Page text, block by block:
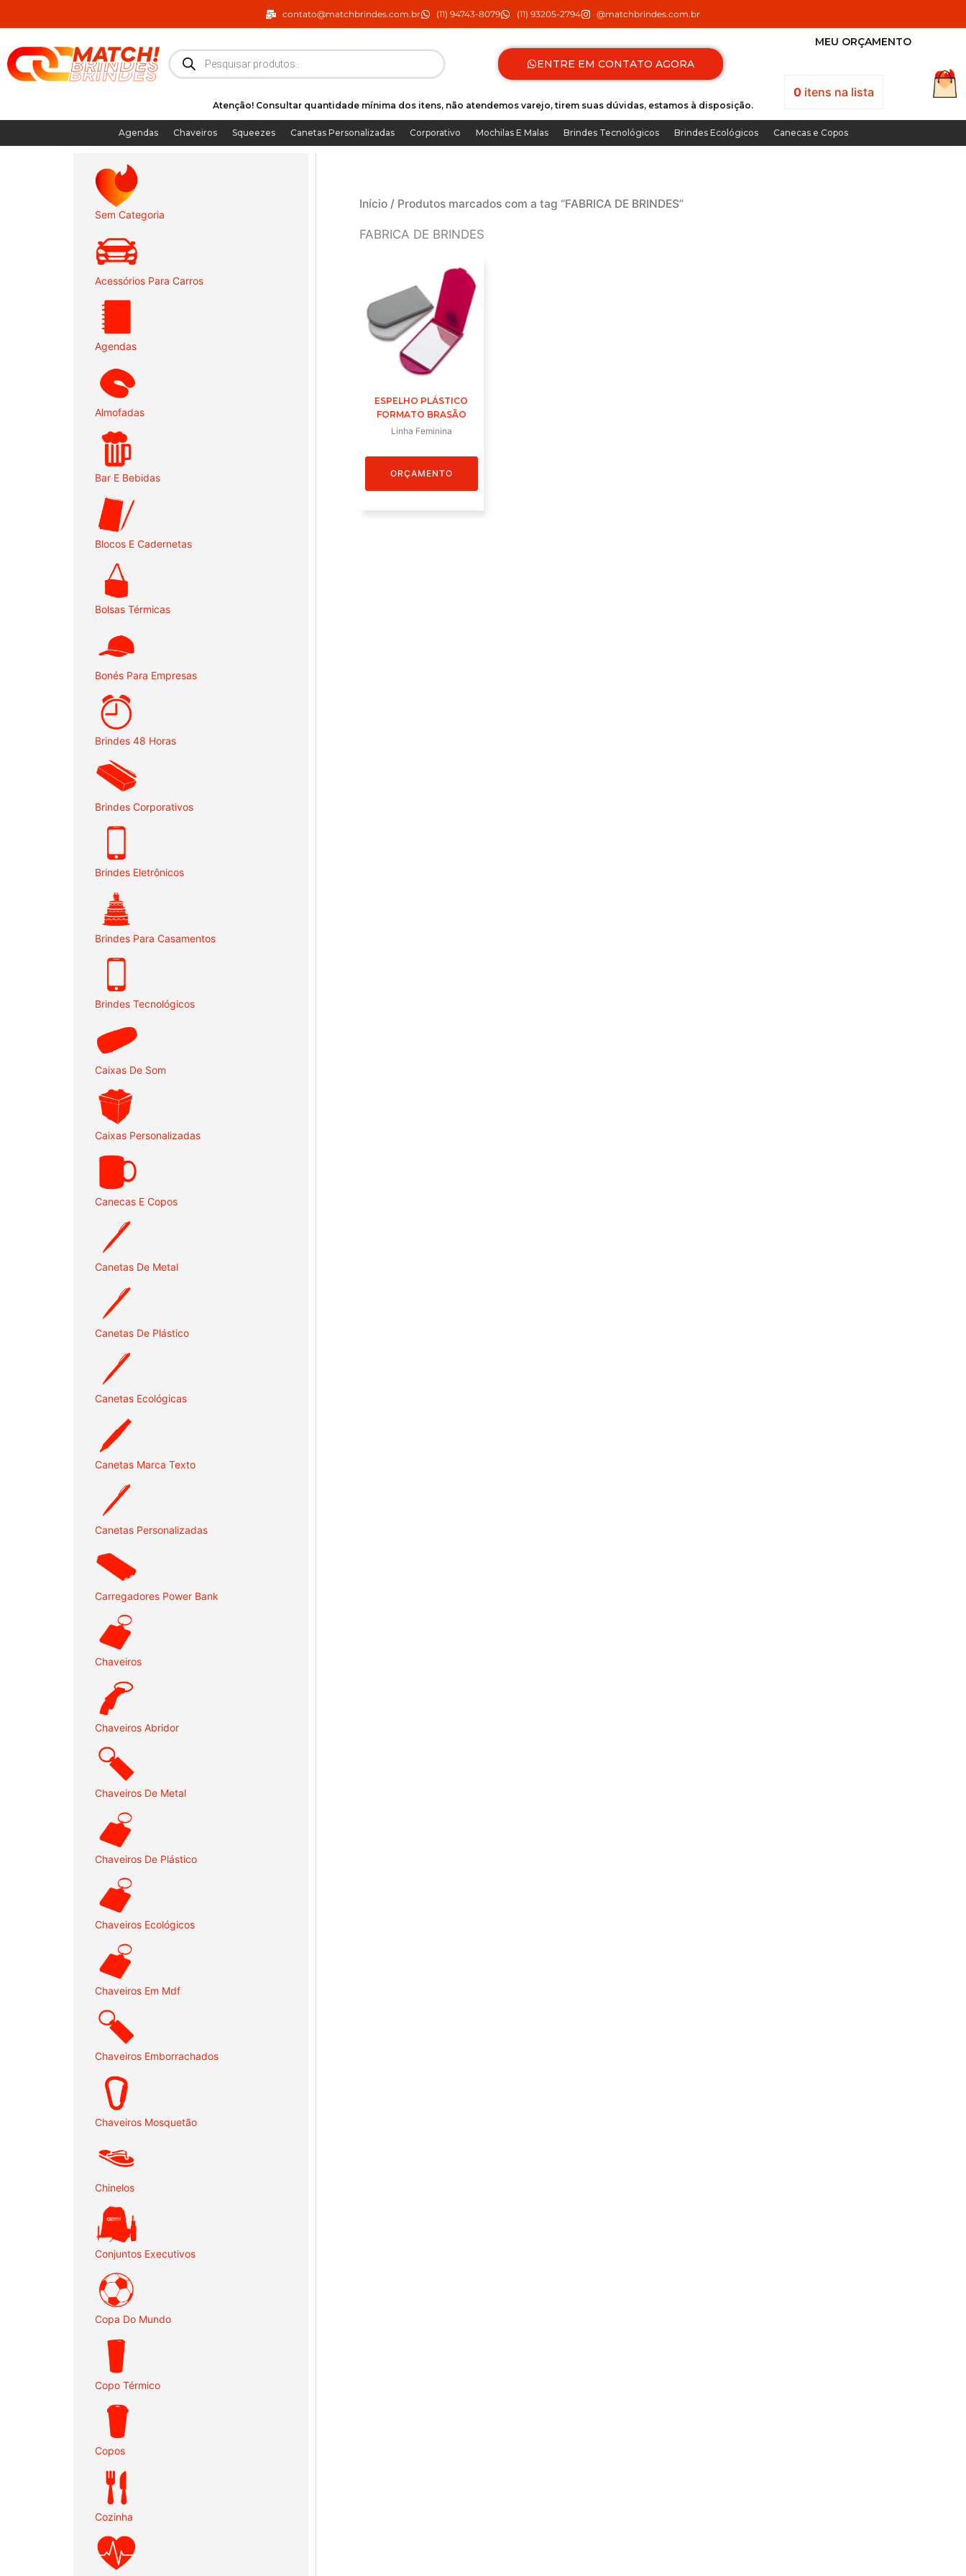
para
conteúdo
contato@matchbrindes.com.br (11) 94743-8079 (11) 93205-2794 @matchbrindes.com.br
Pesquisar
produtos
ENTRE EM CONTATO AGORA
MEU ORÇAMENTO
0itens na lista
Atenção! Consultar quantidade mínima dos itens, não atendemos varejo, tirem suas dúvidas, estamos à disposição.
Agendas Chaveiros Squeezes Canetas Personalizadas Corporativo Mochilas E Malas Brindes Tecnológicos Brindes Ecológicos Canecas e Copos
Sem Categoria
Acessórios Para Carros
Agendas
Almofadas
Bar E Bebidas
Blocos E Cadernetas
Bolsas Térmicas
Bonés Para Empresas
Brindes 48 Horas
Brindes Corporativos
Brindes Eletrônicos
Brindes Para Casamentos
Brindes Tecnológicos
Caixas De Som
Caixas Personalizadas
Canecas E Copos
Canetas De Metal
Canetas De Plástico
Canetas Ecológicas
Canetas Marca Texto
Canetas Personalizadas
Carregadores Power Bank
Chaveiros
Chaveiros Abridor
Chaveiros De Metal
Chaveiros De Plástico
Chaveiros Ecológicos
Chaveiros Em Mdf
Chaveiros Emborrachados
Chaveiros Mosquetão
Chinelos
Conjuntos Executivos
Copa Do Mundo
Copo Térmico
Copos
Cozinha
Início / Produtos marcados com a tag “FABRICA DE BRINDES”
FABRICA DE BRINDES
ESPELHO PLÁSTICO
FORMATO BRASÃO
Linha Feminina
ORÇAMENTO